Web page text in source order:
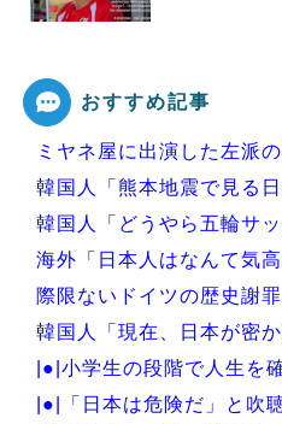
おすすめ記事
ミヤネ屋に出演した左派
韓国人「熊本地震で見る
韓国人「どうやら五輪サ
海外「日本人はなんて気
際限ないドイツの歴史謝
韓国人「現在、日本が密
|●|小学生の段階で人生を
|●|「日本は危険だ」と吹